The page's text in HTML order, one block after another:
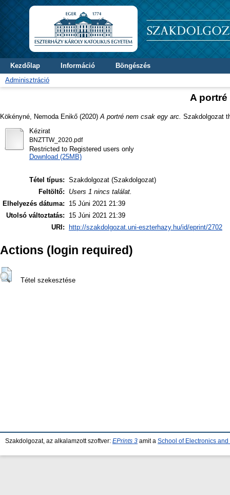
Kezdőlap Információ
Böngészés
Adminisztráció
A
Kökényné, Nemoda Enikő (2020) A portré nem csak egy arc. Szakdolgozat
Kézirat
BNZTTW_2020.pdf
Restricted to Registered users only
Download (25MB)
Tétel típus: Szakdolgozat (Szakdolgozat)
Feltöltő:
Users 1 nincs találat.
Elhelyezés dátuma:
15 Júni 2021 21:39
Utolsó változtatás:
15 Júni 2021 21:39
URI:
http://szakdolgozat.uni-eszterhazy.hu/id/eprint/2702
Actions (login required)
Tétel szekesztése
Szakdolgozat, az alkalamzott szoftver: EPrints 3 amit a School of Electronics